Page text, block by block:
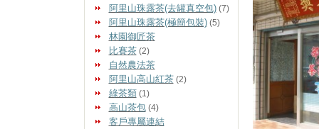
阿里山珠露茶(去罐真空包)(7)
阿里山珠露茶(極簡包裝)(5)
林園御匠茶
比賽茶(2)
自然農法茶
阿里山高山紅茶(2)
綠茶類 (1)
高山茶包(4)
客戶專屬連結